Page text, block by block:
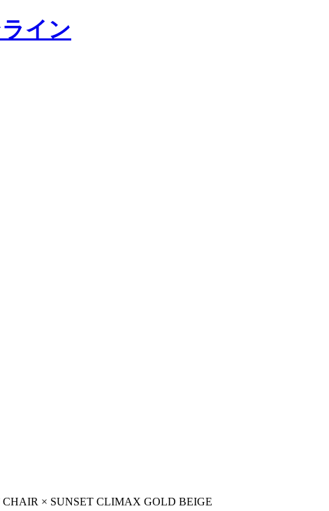
× SUNSET CLIMAX GOLD BEIGE